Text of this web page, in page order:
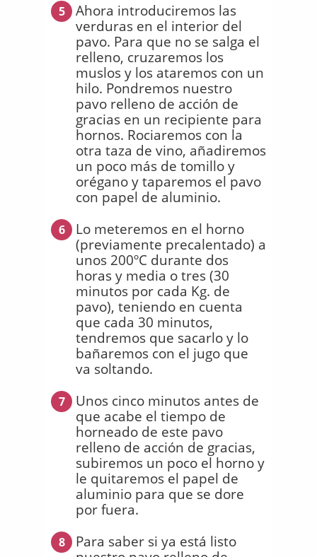
5
Ahora introduciremos las
verduras en el interior del
pavo. Para que no se salga el
relleno, cruzaremos los
muslos y los ataremos con un
hilo. Pondremos nuestro
pavo relleno de acción de
gracias en un recipiente para
hornos. Rociaremos con la
otra taza de vino, añadiremos
un poco más de tomillo y
orégano y taparemos el pavo
con papel de aluminio.
6
Lo meteremos en el horno
(previamente precalentado) a
unos 200ºC durante dos
horas y media o tres (30
minutos por cada Kg. de
pavo), teniendo en cuenta
que cada 30 minutos,
tendremos que sacarlo y lo
bañaremos con el jugo que
va soltando.
7
Unos cinco minutos antes de
que acabe el tiempo de
horneado de este pavo
relleno de acción de gracias,
subiremos un poco el horno y
le quitaremos el papel de
aluminio para que se dore
por fuera.
8
Para saber si ya está listo